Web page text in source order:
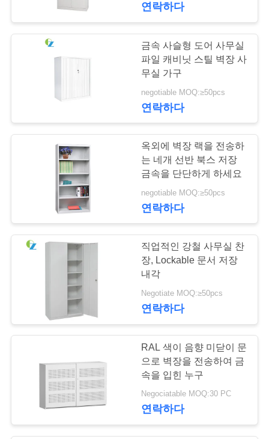
연락하다
금속 사슬형 도어 사무실
파일 캐비닛 스틸 벽장 사
무실 가구
negotiable MOQ:≥50pcs
연락하다
옥외에 벽장 랙을 전송하
는 네개 선반 북스 저장
금속을 단단하게 하세요
negotiable MOQ:≥50pcs
연락하다
직업적인 강철 사무실 찬
장, Lockable 문서 저장
내각
Negotiate MOQ:≥50pcs
연락하다
RAL 색이 음향 미닫이 문
으로 벽장을 전송하여 금
속을 입힌 누구
Negociatable MOQ:30 PC
연락하다